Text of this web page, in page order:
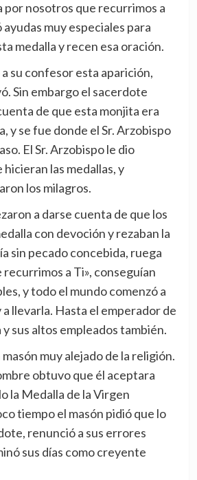
por nosotros que recurrimos a
ayudas muy especiales para
medalla y recen esa oración.
su confesor esta aparición,
Sin embargo el sacerdote
de que esta monjita era
y se fue donde el Sr. Arzobispo
El Sr. Arzobispo le dio
las medallas, y
los milagros.
a darse cuenta de que los
con devoción y rezaban la
sin pecado concebida, ruega
a Ti», conseguían
y todo el mundo comenzó a
a llevarla. Hasta el emperador de
y sus altos empleados también.
masón muy alejado de la religión.
obtuvo que él aceptara
la Medalla de la Virgen
tiempo el masón pidió que lo
renunció a sus errores
sus días como creyente